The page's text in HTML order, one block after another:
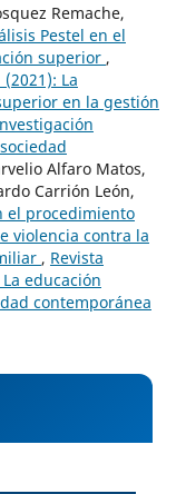
Remache,
Pestel en el
superior ,
La
en la gestión
Alfaro Matos,
Carrión León,
el procedimiento
violencia contra la
, Revista
educación
contemporánea